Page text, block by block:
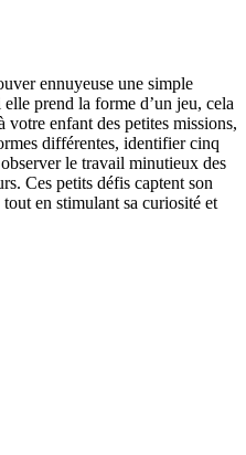
ennuyeuse une simple
prend la forme d’un jeu, cela
enfant des petites missions,
différentes, identifier cinq
le travail minutieux des
Ces petits défis captent son
en stimulant sa curiosité et